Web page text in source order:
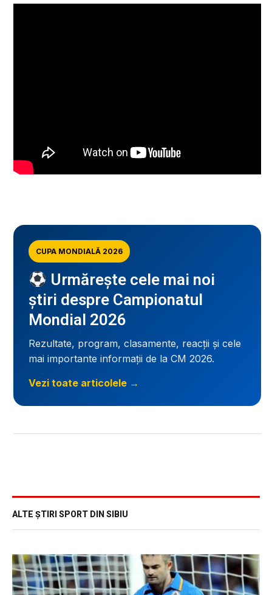
CUPA MONDIALĂ 2026
Urmărește cele mai noi
știri despre Campionatul
Mondial 2026
Rezultate, program, clasamente, reacții și cele
mai importante informații de la CM 2026.
Vezi toate articolele →
ALTE ȘTIRI SPORT DIN SIBIU